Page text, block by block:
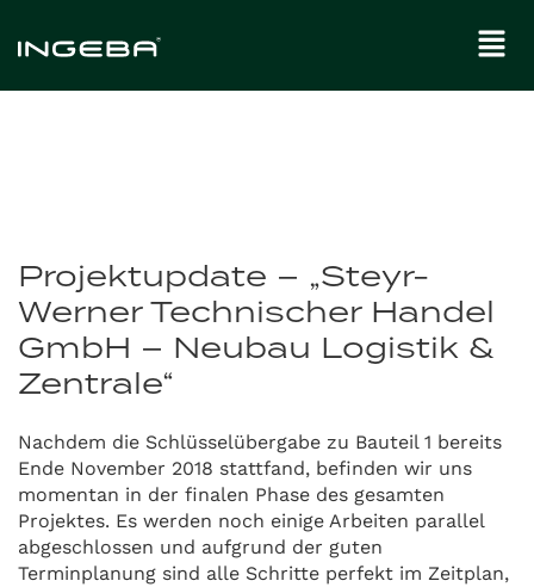
Projektupdate – „Steyr-
Werner Technischer Handel
GmbH – Neubau Logistik &
Zentrale“
Nachdem die Schlüsselübergabe zu Bauteil 1 bereits
Ende November 2018 stattfand, befinden wir uns
momentan in der finalen Phase des gesamten
Projektes. Es werden noch einige Arbeiten parallel
abgeschlossen und aufgrund der guten
Terminplanung sind alle Schritte perfekt im Zeitplan,